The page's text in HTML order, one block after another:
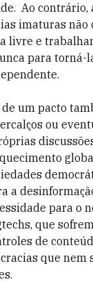
Ao contrário,
imaturas não
livre e
para torná-
um pacto
ou
a
para o
que
de
que nem